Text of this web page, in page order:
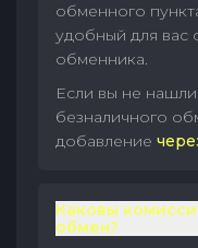
обменного
удобный для вас
обменника.
Если вы не
безналичного
добавление
Каковы
обмен?